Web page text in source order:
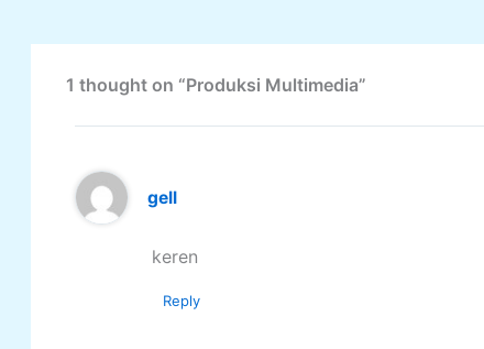
1 thought on “Produksi Multimedia”
gell
keren
Reply